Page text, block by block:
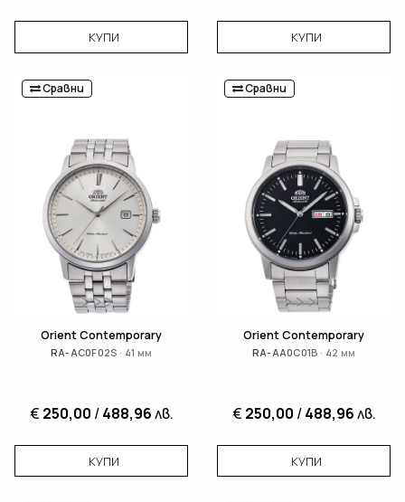
КУПИ КУПИ
Сравни
Orient Contemporary
RA-AC0F02S · 41 мм
€ 250,00 /488,96лв.
КУПИ
Сравни
Orient Contemporary
RA-AA0C01B · 42 мм
€ 250,00 /488,96лв.
КУПИ